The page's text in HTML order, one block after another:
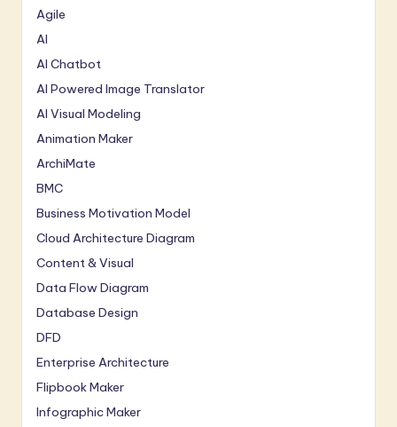
Agile
AI
AI Chatbot
AI Powered Image Translator
AI Visual Modeling
Animation Maker
ArchiMate
BMC
Business Motivation Model
Cloud Architecture Diagram
Content & Visual
Data Flow Diagram
Database Design
DFD
Enterprise Architecture
Flipbook Maker
Infographic Maker